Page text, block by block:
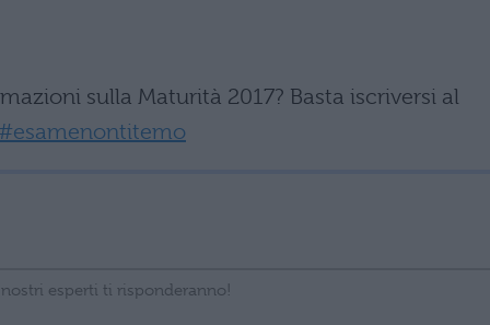
sulla Maturità 2017? Basta iscriversi al